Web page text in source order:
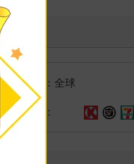
國際快遞：全球
港澳店取：